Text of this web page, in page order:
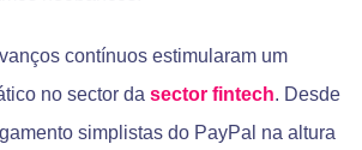
contínuos estimularam um
no sector da sector fintech. Desde
simplistas do PayPal na altura